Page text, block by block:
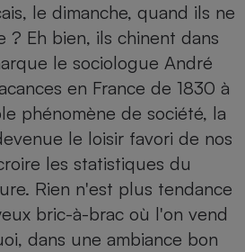
le dimanche, quand ils ne
? Eh bien, ils chinent dans
le sociologue André
en France de 1830 à
phénomène de société, la
le loisir favori de nos
les statistiques du
Rien n'est plus tendance
bric-à-brac où l'on vend
dans une ambiance bon
Supermarché - Drive
Mutuelle
Comparateur auto
Comparatif climatiseur
Comparatif aspirateur
Comparatif aspirateur
Comparatif cafetière
Comparatif robot cuiseur
Comparatif centrale
Gros électroménager
Électricité - Gaz
Comparatif ordinateur
Comparatif ultrabook
Comparatif tablette
Image et son
Informatique
Internet
Téléphonie
Aménagement
Bricolage - Jardinage
Chauffage
Produit d'entretien
Sécurité domestique
Hygiène - Beauté
Maladie - Médecine -
Système de santé -
Retraite
- Testez le débit de votre
Internet